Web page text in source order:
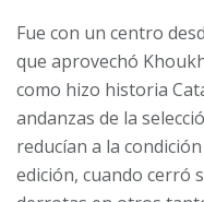
Fue con un centro
que aprovechó
como hizo historia
andanzas de la
reducían a la
edición, cuando cerró